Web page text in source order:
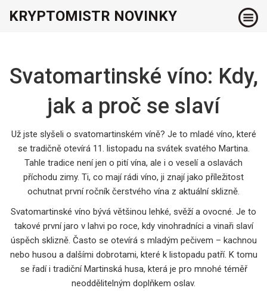
KRYPTOMISTR NOVINKY
Svatomartinské víno: Kdy,
jak a proč se slaví
Už jste slyšeli o svatomartinském víně? Je to mladé víno, které
se tradičně otevírá 11. listopadu na svátek svatého Martina.
Tahle tradice není jen o pití vína, ale i o veselí a oslavách
příchodu zimy. Ti, co mají rádi víno, ji znají jako příležitost
ochutnat první ročník čerstvého vína z aktuální sklizně.
Svatomartinské víno bývá většinou lehké, svěží a ovocné. Je to
takové první jaro v lahvi po roce, kdy vinohradníci a vinaři slaví
úspěch sklizně. Často se otevírá s mladým pečivem – kachnou
nebo husou a dalšími dobrotami, které k listopadu patří. K tomu
se řadí i tradiční Martinská husa, která je pro mnohé téměř
neoddělitelným doplňkem oslav.